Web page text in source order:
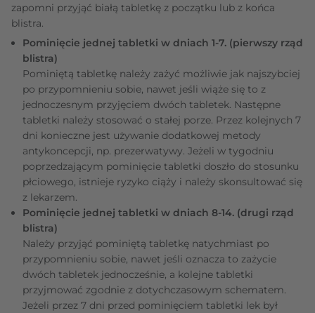
zapomni przyjąć białą tabletkę z początku lub z końca
blistra.
Pominięcie jednej tabletki w dniach 1-7. (pierwszy rząd
blistra)
Pominiętą tabletkę należy zażyć możliwie jak najszybciej
po przypomnieniu sobie, nawet jeśli wiąże się to z
jednoczesnym przyjęciem dwóch tabletek. Następne
tabletki należy stosować o stałej porze. Przez kolejnych 7
dni konieczne jest używanie dodatkowej metody
antykoncepcji, np. prezerwatywy. Jeżeli w tygodniu
poprzedzającym pominięcie tabletki doszło do stosunku
płciowego, istnieje ryzyko ciąży i należy skonsultować się
z lekarzem.
Pominięcie jednej tabletki w dniach 8-14. (drugi rząd
blistra)
Należy przyjąć pominiętą tabletkę natychmiast po
przypomnieniu sobie, nawet jeśli oznacza to zażycie
dwóch tabletek jednocześnie, a kolejne tabletki
przyjmować zgodnie z dotychczasowym schematem.
Jeżeli przez 7 dni przed pominięciem tabletki lek był